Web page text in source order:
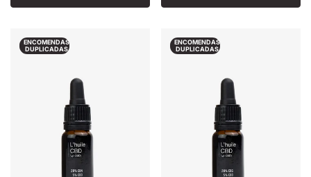
ENCOMENDAS
DUPLICADAS
ENCOMENDAS
DUPLICADAS